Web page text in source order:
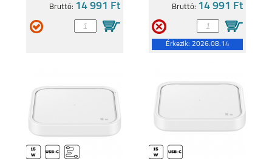
Bruttó: 14 991 Ft Bruttó: 14 991 Ft
Érkezik: 2026.08.14